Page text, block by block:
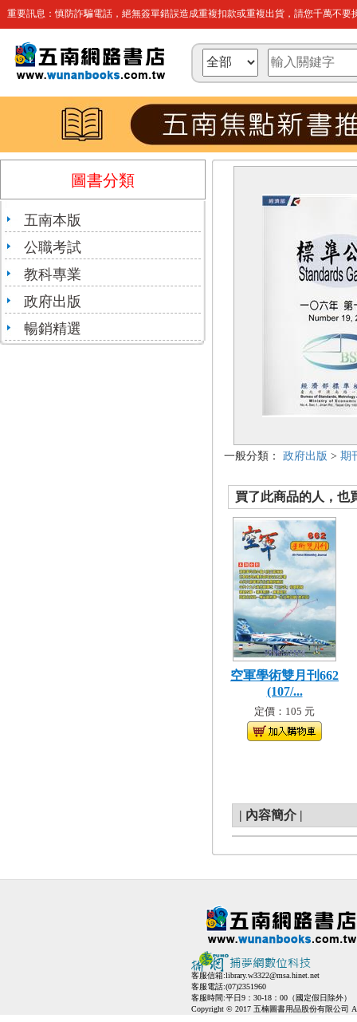
重要訊息：慎防詐騙電話，絕無簽單錯誤造成重複扣款或重複出貨，請您千萬不要
圖書分類
五南本版
公職考試
教科專業
政府出版
暢銷精選
一般分類： 政府出版 > 期
買了此商品的人，也
空軍學術雙月刊662
(107/...
定價：105 元
| 內容簡介 |
客服信箱:library.w3322@msa.hinet.net
客服電話:(07)2351960
客服時間:平日9：30-18：00（國定假日除外）
Copyright © 2017 五楠圖書用品股份有限公司